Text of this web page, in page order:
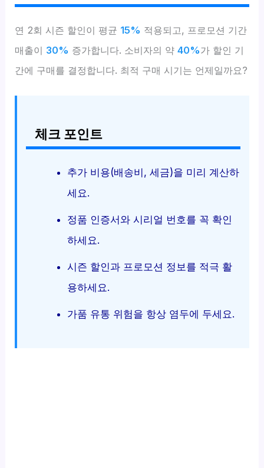
연 2회 시즌 할인이 평균 15% 적용되고, 프로모션 기간
매출이 30% 증가합니다. 소비자의 약40%가 할인 기
간에 구매를 결정합니다. 최적 구매 시기는 언제일까요?
체크 포인트
추가 비용(배송비, 세금)을 미리 계산하
세요.
정품 인증서와 시리얼 번호를 꼭 확인
하세요.
시즌 할인과 프로모션 정보를 적극 활
용하세요.
가품 유통 위험을 항상 염두에 두세요.